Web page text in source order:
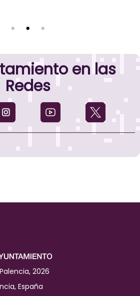
en las
Redes
2026
España